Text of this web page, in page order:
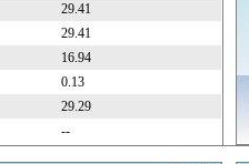
29.41
29.41
16.94
0.13
29.29
--